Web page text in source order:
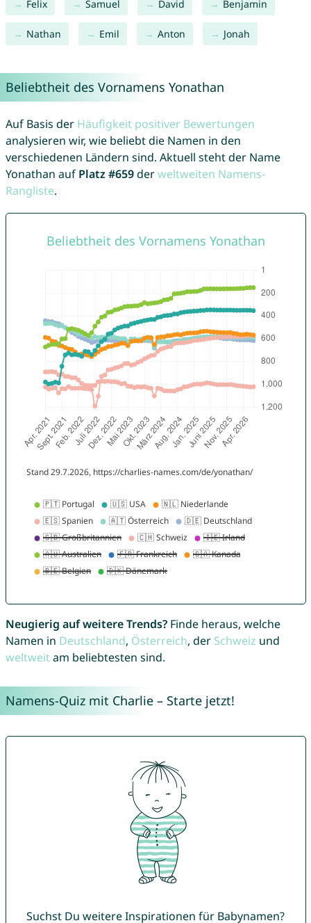
Felix Samuel David Benjamin
Nathan Emil Anton Jonah
Beliebtheit des Vornamens Yonathan
Auf Basis der Häufigkeit positiver Bewertungen
analysieren wir, wie beliebt die Namen in den
verschiedenen Ländern sind. Aktuell steht der Name
Yonathan auf Platz #659derweltweiten Namens-
Rangliste.
Neugierig auf weitere Trends?Finde heraus, welche
Namen in Deutschland, Österreich, der Schweiz und
weltweitam beliebtesten sind.
Namens-Quiz mit Charlie – Starte jetzt!
Suchst Du weitere Inspirationen für Babynamen?